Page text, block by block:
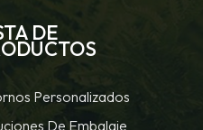
DE
Personalizados
De Embalaje